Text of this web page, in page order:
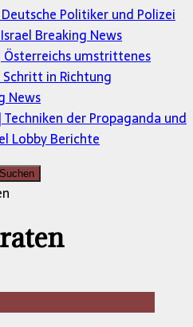
Deutsche Politiker und Polizei
Breaking News
Österreichs umstrittenes
in Richtung
News
Techniken der Propaganda und
LobbyBerichte